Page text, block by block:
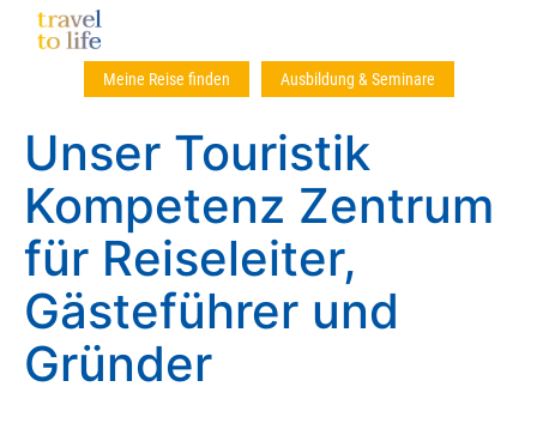
Meine Reise finden Ausbildung & Seminare
Unser Touristik
Kompetenz Zentrum
für Reiseleiter,
Gästeführer und
Gründer